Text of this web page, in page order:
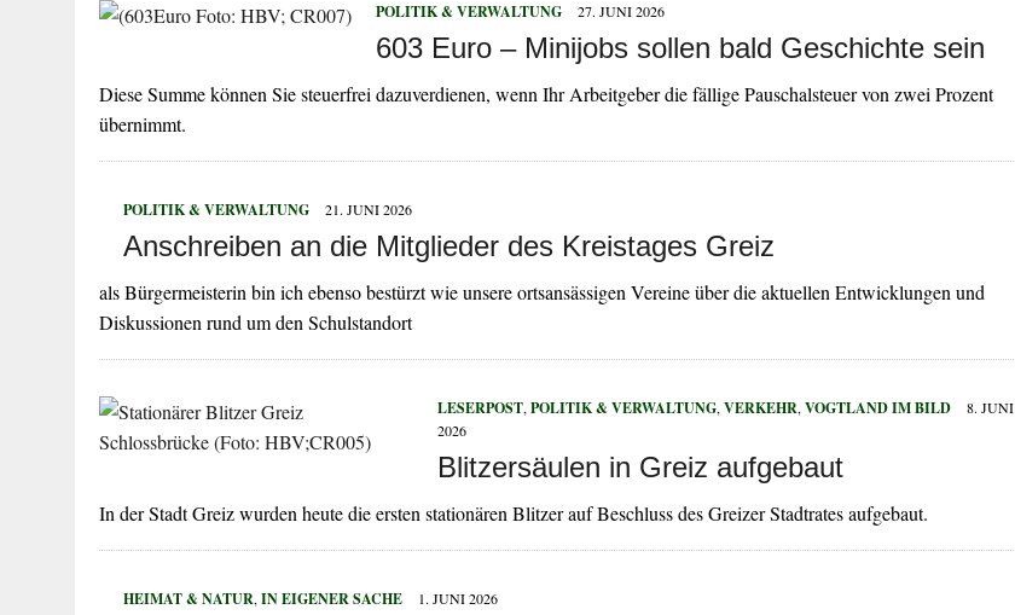
POLITIK & VERWALTUNG 27. JUNI 2026
603 Euro – Minijobs sollen bald Geschichte sein
Diese Summe können Sie steuerfrei dazuverdienen, wenn Ihr Arbeitgeber die fällige Pauschalsteuer von zwei Prozent
übernimmt.
POLITIK & VERWALTUNG 21. JUNI 2026
Anschreiben an die Mitglieder des Kreistages Greiz
als Bürgermeisterin bin ich ebenso bestürzt wie unsere ortsansässigen Vereine über die aktuellen Entwicklungen und
Diskussionen rund um den Schulstandort
LESERPOST, POLITIK & VERWALTUNG, VERKEHR, VOGTLAND IM BILD
8. JUNI
2026
Blitzersäulen in Greiz aufgebaut
In der Stadt Greiz wurden heute die ersten stationären Blitzer auf Beschluss des Greizer Stadtrates aufgebaut.
HEIMAT & NATUR, IN EIGENER SACHE 1. JUNI 2026